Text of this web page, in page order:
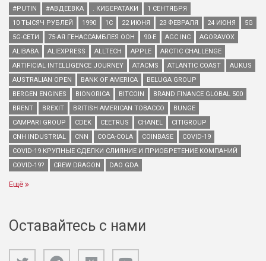
#PUTIN #АВДЕЕВКА . КИБЕРАТАКИ
1 СЕНТЯБРЯ
10 ТЫСЯЧ РУБЛЕЙ
1990 1С 22 ИЮНЯ 23 ФЕВРАЛЯ 24 ИЮНЯ
5G
5G-СЕТИ
75-АЯ ГЕНАССАМБЛЕЯ ООН 90-Е AGC INC
AGORAVOX
ALIBABA
ALIEXPRESS ALLTECH APPLE
ARCTIC CHALLENGE
ARTIFICIAL INTELLIGENCE JOURNEY
ATACMS ATLANTIC COAST
AUKUS
AUSTRALIAN OPEN
BANK OF AMERICA
BELUGA GROUP
BERGEN ENGINES
BIONORICA BITCOIN
BRAND FINANCE GLOBAL 500
BRENT
BREXIT BRITISH AMERICAN TOBACCO
BUNGE
CAMPARI GROUP
CDEK CEETRUS CHANEL
CITIGROUP
CNH INDUSTRIAL
CNN COCA-COLA COINBASE
COVID-19
COVID-19 КРУПНЫЕ СДЕЛКИ СЛИЯНИЕ И ПРИОБРЕТЕНИЕ КОМПАНИЙ
COVID-19?
CREW DRAGON DAO GDA
Ещё
Оставайтесь с нами